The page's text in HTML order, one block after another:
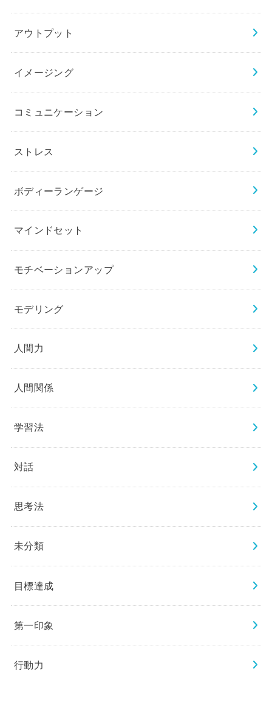
アウトプット
イメージング
コミュニケーション
ストレス
ボディーランゲージ
マインドセット
モチベーションアップ
モデリング
人間力
人間関係
学習法
対話
思考法
未分類
目標達成
第一印象
行動力